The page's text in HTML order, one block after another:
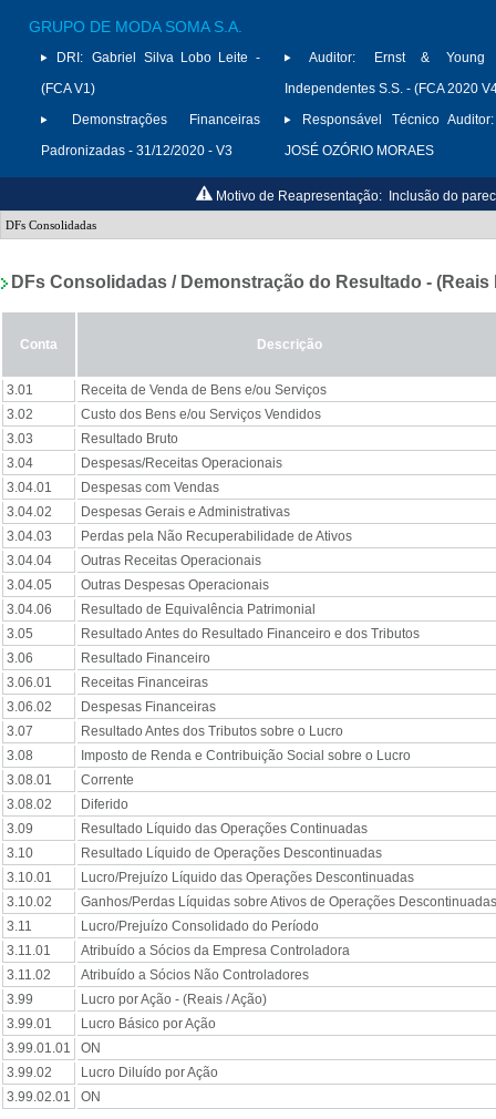
GRUPO DE MODA SOMA S.A.
DRI:
Gabriel Silva Lobo Leite -
(FCA V1)
Demonstrações Financeiras
Padronizadas - 31/12/2020 - V3
Auditor:
Ernst & Young
Independentes S.S. - (FCA 2020
Responsável Técnico Auditor:
JOSÉ OZÓRIO MORAES
Motivo de Reapresentação: Inclusão do